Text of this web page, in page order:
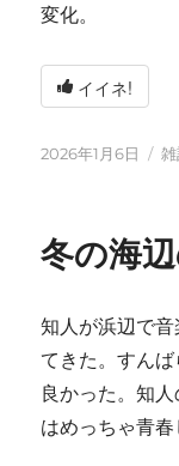
変化。
イイネ!
投
2026年1月6日
カ
ー
冬の海
知人が浜辺で
てきた。すん
良かった。知
はめっちゃ青